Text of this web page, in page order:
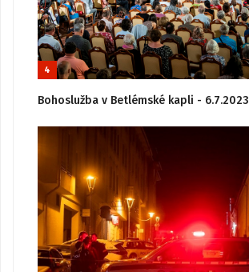
4
Bohoslužba v Betlémské kapli - 6.7.2023